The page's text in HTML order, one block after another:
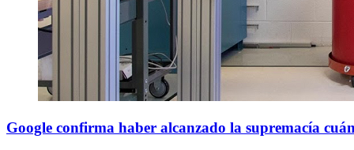
Google confirma haber alcanzado la supremacía